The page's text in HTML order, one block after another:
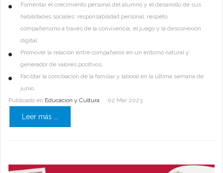
Fomentar el crecimiento personal del alumno y el desarrollo de sus
habilidades sociales: responsabilidad personal, respeto,
compañerismo a través de la convivencia, el juego y la desconexión
digital.
Promover la relación entre compañeros en un entorno natural y
generador de valores positivos.
Facilitar la conciliación de la familiar y laboral en la última semana de
junio.
Publicado en Educacion y Cultura 02 Mar 2023
Leer más ...